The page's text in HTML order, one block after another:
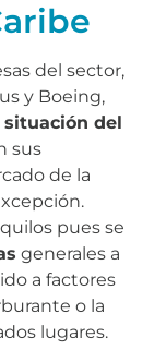
del sector,
y Boeing,
del
sus
de la
pues se
generales a
a factores
o la
lugares.